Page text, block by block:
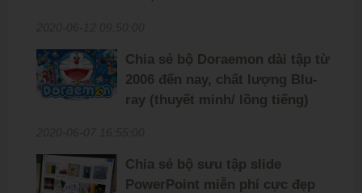
Chia sẻ bộ Doraemon dài tập từ
2006 đến nay, chất lượng Blu-
ray (thuyết minh/ lồng tiếng)
Chia sẻ bộ sưu tập slide
PowerPoint miễn phí cực đẹp